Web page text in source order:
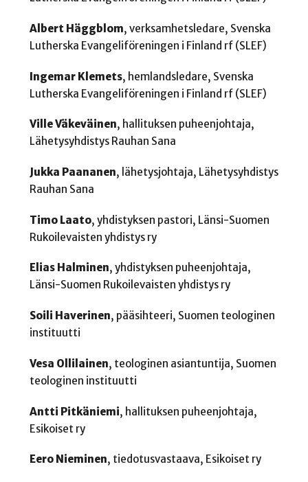
Albert Häggblom, verksamhetsledare, Svenska
Lutherska Evangeliföreningen i Finland rf (SLEF)
Ingemar Klemets, hemlandsledare, Svenska
Lutherska Evangeliföreningen i Finland rf (SLEF)
Ville Väkeväinen, hallituksen puheenjohtaja,
Lähetysyhdistys Rauhan Sana
Jukka Paananen, lähetysjohtaja, Lähetysyhdistys
Rauhan Sana
Timo Laato, yhdistyksen pastori, Länsi-Suomen
Rukoilevaisten yhdistys ry
Elias Halminen, yhdistyksen puheenjohtaja,
Länsi-Suomen Rukoilevaisten yhdistys ry
Soili Haverinen, pääsihteeri, Suomen teologinen
instituutti
Vesa Ollilainen, teologinen asiantuntija, Suomen
teologinen instituutti
Antti Pitkäniemi, hallituksen puheenjohtaja,
Esikoiset ry
Eero Nieminen, tiedotusvastaava, Esikoiset ry